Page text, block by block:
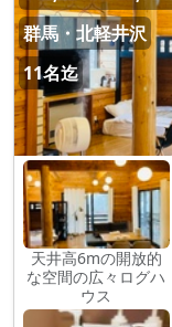
群馬・北軽井沢
11名迄
天井高6mの開放的
な空間の広々ログハ
ウス